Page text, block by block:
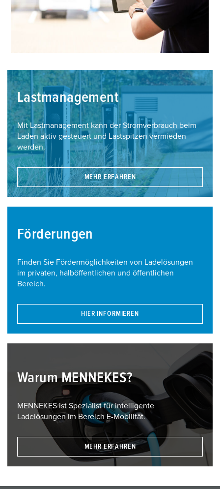
Lastmanagement
Mit Lastmanagement kann der Stromverbrauch beim
Laden aktiv gesteuert und Lastspitzen vermieden
werden.
MEHR ERFAHREN
Förderungen
Finden Sie Fördermöglichkeiten von Ladelösungen
im privaten, halböffentlichen und öffentlichen
Bereich.
HIER INFORMIEREN
Warum MENNEKES?
MENNEKES ist Spezialist für intelligente
Ladelösungen im Bereich E-Mobilität.
MEHR ERFAHREN